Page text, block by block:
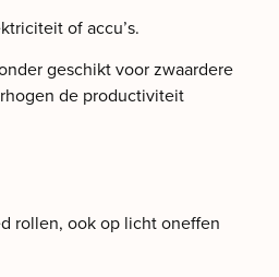
of accu’s.
geschikt voor zwaardere
de productiviteit
rollen, ook op licht oneffen